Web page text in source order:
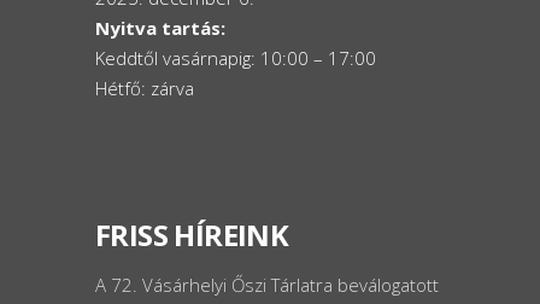
Nyitva tartás:
Keddtől vasárnapig: 10:00 – 17:00
Hétfő: zárva
FRISS HÍREINK
A 72. Vásárhelyi Őszi Tárlatra beválogatott